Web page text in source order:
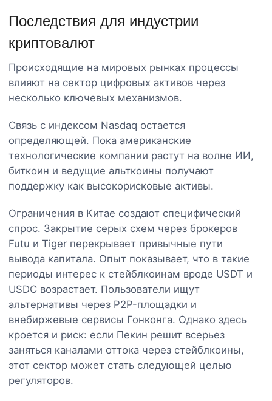
Последствия для индустрии
криптовалют
Происходящие на мировых рынках процессы
влияют на сектор цифровых активов через
несколько ключевых механизмов.
Связь с индексом Nasdaq остается
определяющей. Пока американские
технологические компании растут на волне ИИ,
биткоин и ведущие альткоины получают
поддержку как высокорисковые активы.
Ограничения в Китае создают специфический
спрос. Закрытие серых схем через брокеров
Futu и Tiger перекрывает привычные пути
вывода капитала. Опыт показывает, что в такие
периоды интерес к стейблкоинам вроде USDT и
USDC возрастает. Пользователи ищут
альтернативы через P2P-площадки и
внебиржевые сервисы Гонконга. Однако здесь
кроется и риск: если Пекин решит всерьез
заняться каналами оттока через стейблкоины,
этот сектор может стать следующей целью
регуляторов.